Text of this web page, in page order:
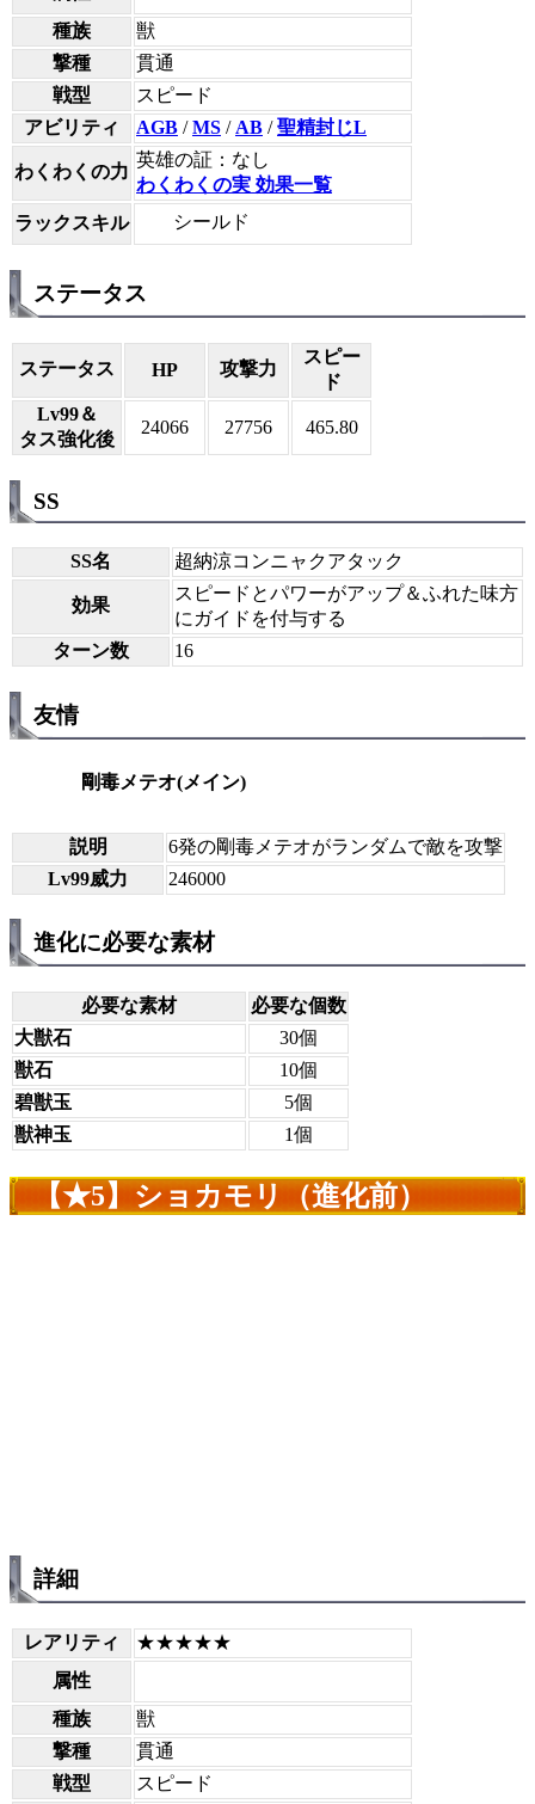
種族
獣
撃種
貫通
戦型
スピード
アビリティ
AGB /MS / AB /聖精封じL
わくわくの力
英雄の証：なし
わくわくの実 効果一覧
ラックスキル
シールド
ステータス
ステータス HP 攻撃力
スピー
ド
Lv99＆
タス強化後
24066 27756 465.80
SS
SS名 超納涼コンニャクアタック
効果
スピードとパワーがアップ＆ふれた味方
にガイドを付与する
ターン数
16
友情
剛毒メテオ(メイン)
説明
6発の剛毒メテオがランダムで敵を攻撃
Lv99威力
246000
進化に必要な素材
必要な素材
必要な個数
大獣石
30個
獣石
10個
碧獣玉
5個
獣神玉
1個
【★5】ショカモリ（進化前）
詳細
レアリティ
★★★★★
属性
種族
獣
撃種
貫通
戦型
スピード